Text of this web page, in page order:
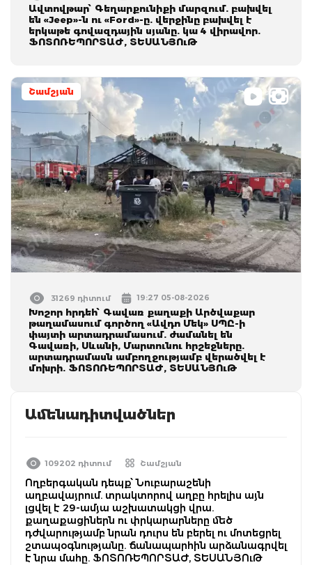
Ավտովթար՝ Գեղարքունիքի մարզում. բախվել
են «Jeep»-ն ու «Ford»-ը. վերջինը բախվել է
երկաթե գովազդային սյանը. կա 4 վիրավոր.
ՖՈՏՈՌԵՊՈՐՏԱԺ, ՏԵՍԱՆՅՈւԹ
Շամշյան
31269 դիտում 19:27 05-08-2026
Խոշոր հրդեհ՝ Գավառ քաղաքի Արծվաքար
թաղամասում գործող «Ավդո Մեկ» ՍՊԸ-ի
փայտի արտադրամասում. ժամանել են
Գավառի, Սևանի, Մարտունու հրշեջները.
արտադրամասն ամբողջությամբ վերածվել է
մոխրի. ՖՈՏՈՌԵՊՈՐՏԱԺ, ՏԵՍԱՆՅՈւԹ
Ամենադիտվածներ
109202 դիտում Շամշյան
Ողբերգական դեպք՝ Նուբարաշենի
աղբավայրում. տրակտորով աղբը հրելիս այն
լցվել է 29-ամյա աշխատակցի վրա.
քաղաքացիներն ու փրկարարները մեծ
դժվարությամբ նրան դուրս են բերել ու մոտեցրել
շտապօգնությանը. ճանապարհին արձանագրվել
է նրա մահը. ՖՈՏՈՌԵՊՈՐՏԱԺ, ՏԵՍԱՆՅՈւԹ